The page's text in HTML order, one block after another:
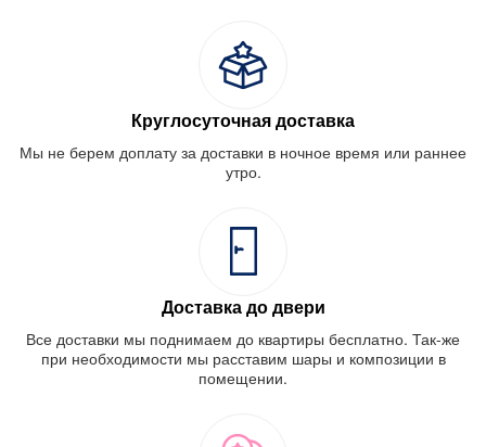
Круглосуточная доставка
Мы не берем доплату за доставки в ночное время или раннее
утро.
Доставка до двери
Все доставки мы поднимаем до квартиры бесплатно. Так-же
при необходимости мы расставим шары и композиции в
помещении.